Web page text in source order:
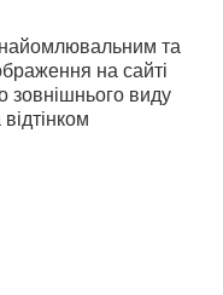
та
на сайті
зовнішнього виду